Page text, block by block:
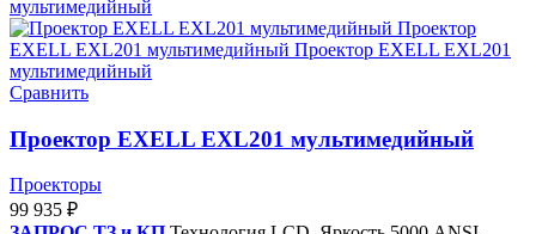
Сравнить
Проектор EXELL EXL201 мультимедийный
Проекторы
99 935 ₽